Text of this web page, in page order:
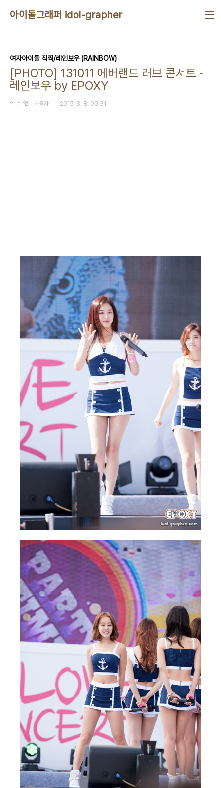
아이돌그래퍼 idol-grapher
여자아이돌 직찍/레인보우 (RAINBOW)
[PHOTO] 131011 에버랜드 러브 콘서트 -
레인보우 by EPOXY
알 수 없는 사용자 2015. 3. 8. 00:31